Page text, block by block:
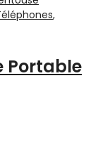
,
Portable
Dos